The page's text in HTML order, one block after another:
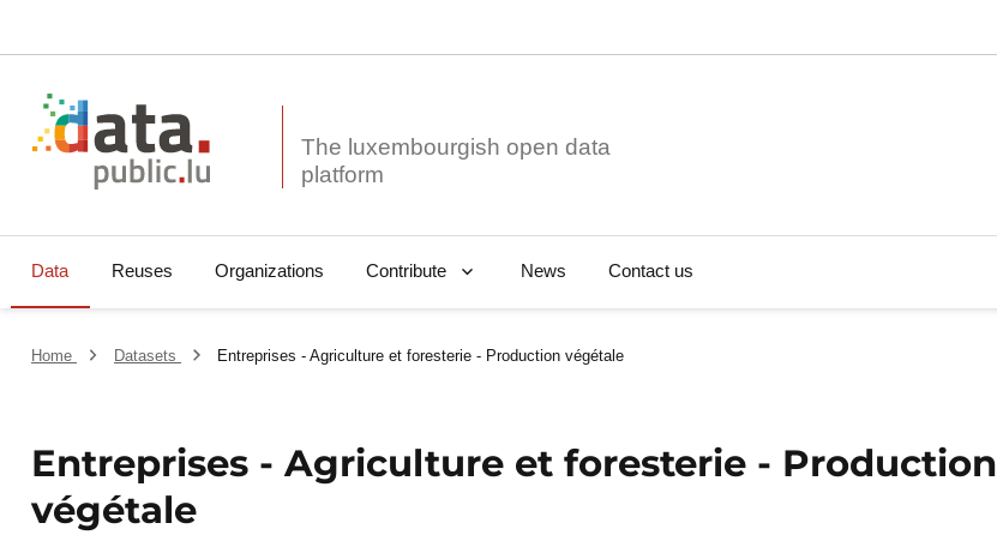
The luxembourgish open data
Data Reuses Organizations Contribute News Contact us
Home Datasets Entreprises - Agriculture et foresterie - Production végétale
Entreprises - Agriculture et foresterie - Production
végétale